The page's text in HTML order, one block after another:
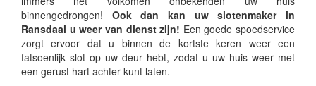
binnengedrongen! Ook dan kan uw slotenmaker in
Ransdaal u weer van dienst zijn! Een goede spoedservice
zorgt ervoor dat u binnen de kortste keren weer een
fatsoenlijk slot op uw deur hebt, zodat u uw huis weer met
een gerust hart achter kunt laten.